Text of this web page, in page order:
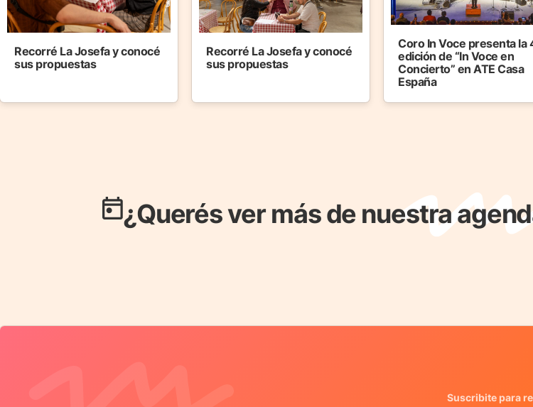
Recorré La Josefa y conocé
sus propuestas
Recorré La Josefa y conocé
sus propuestas
Coro In Voce presenta la
edición de “In Voce en
Concierto” en ATE Casa
España
¿Querés ver más de nuestra
Suscribite para